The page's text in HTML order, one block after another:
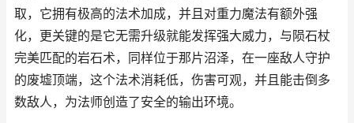
取，它拥有极高的法术加成，并且对重力魔法有额外强
化，更关键的是它无需升级就能发挥强大威力，与陨石杖
完美匹配的岩石术，同样位于那片沼泽，在一座敌人守护
的废墟顶端，这个法术消耗低，伤害可观，并且能击倒多
数敌人，为法师创造了安全的输出环境。